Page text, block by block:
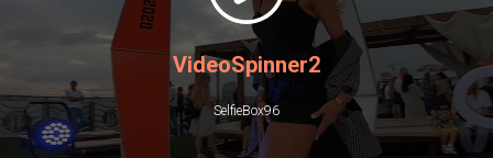
VideoSpinner2
SelfieBox96